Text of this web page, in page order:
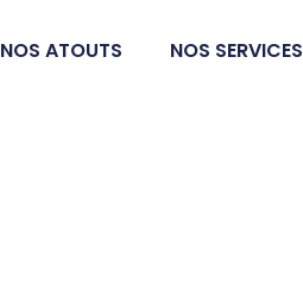
NOS ATOUTS NOS SERVICES